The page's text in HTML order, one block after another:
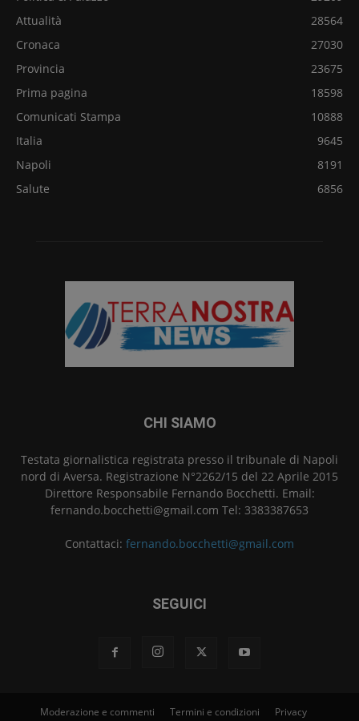
Attualità
28564
Cronaca
27030
Provincia
23675
Prima pagina
18598
Comunicati Stampa
10888
Italia
9645
Napoli
8191
Salute
6856
CHI SIAMO
Testata giornalistica registrata presso il tribunale di Napoli
nord di Aversa. Registrazione N°2262/15 del 22 Aprile 2015
Direttore Responsabile Fernando Bocchetti. Email:
fernando.bocchetti@gmail.com Tel: 3383387653
Contattaci: fernando.bocchetti@gmail.com
SEGUICI
Moderazione e commenti Termini e condizioni Privacy